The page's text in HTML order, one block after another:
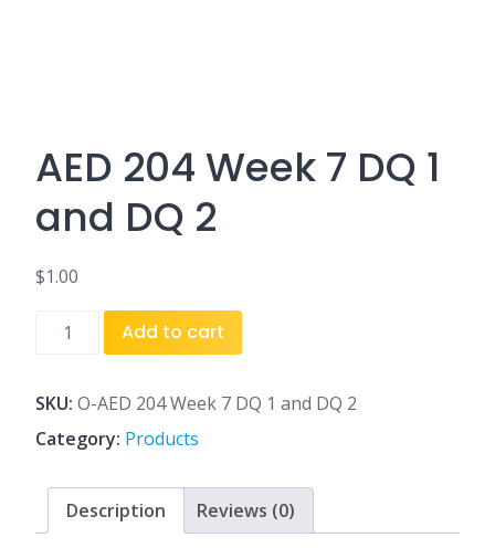
AED 204 Week 7 DQ 1
and DQ 2
$1.00
AED
7
DQ
and
2
Add to cart
SKU: O-AED 204 Week 7 DQ 1 and DQ 2
Category: Products
Description Reviews (0)